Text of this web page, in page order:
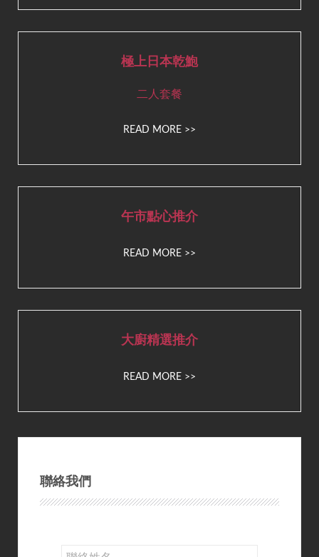
極上日本乾鮑
二人套餐
READ MORE >>
午市點心推介
READ MORE >>
大廚精選推介
READ MORE >>
聯絡我們